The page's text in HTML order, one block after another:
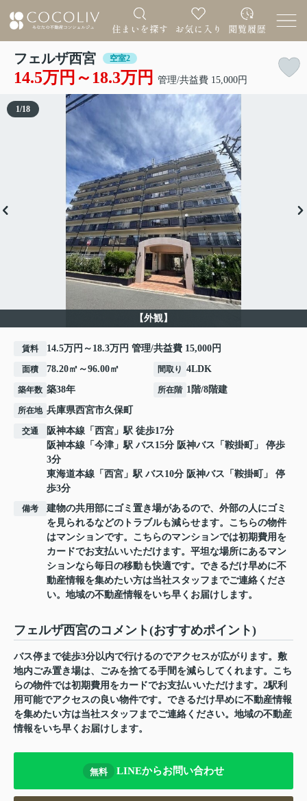
フェルザ西宮 空室2
14.5万円～18.3万円 管理/共益費 15,000円
【外観】
1/18
賃料 14.5万円～18.3万円 管理/共益費 15,000円
面積 78.20㎡～96.00㎡ 間取り 4LDK
築年数 築38年 所在階 1階/8階建
所在地 兵庫県西宮市久保町
交通 阪神本線 「 西宮 」駅 徒歩17分
阪神本線 「 今津 」駅 バス15分 阪神バス「鞍掛町」 停歩
3分
東海道本線 「 西宮 」駅 バス10分 阪神バス「鞍掛町」 停
歩3分
備考
建物の共用部にゴミ置き場があるので、外部の人にゴミ
を見られるなどのトラブルも減らせます。こちらの物件
はマンションです。こちらのマンションでは初期費用を
カードでお支払いいただけます。平坦な場所にあるマン
ションなら毎日の移動も快適です。できるだけ早めに不
動産情報を集めたい方は当社スタッフまでご連絡くださ
い。地域の不動産情報をいち早くお届けします。
フェルザ西宮のコメント(おすすめポイント)
バス停まで徒歩3分以内で行けるのでアクセスが広がります。敷
地内ごみ置き場は、ごみを捨てる手間を減らしてくれます。こち
らの物件では初期費用をカードでお支払いいただけます。2駅利
用可能でアクセスの良い物件です。できるだけ早めに不動産情報
を集めたい方は当社スタッフまでご連絡ください。地域の不動産
情報をいち早くお届けします。
無料 LINEからお問い合わせ